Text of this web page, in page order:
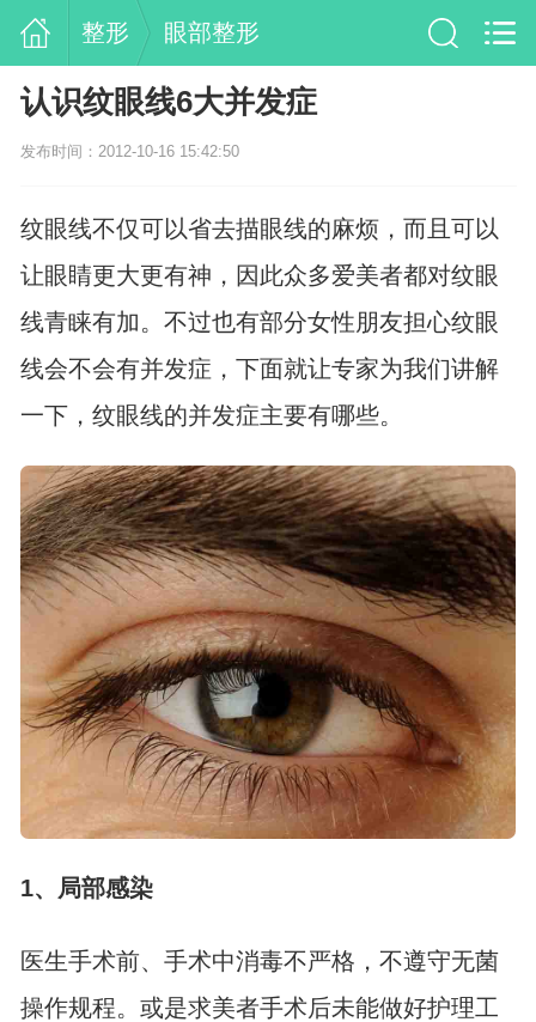
整形 眼部整形
认识纹眼线6大并发症
发布时间：2012-10-16 15:42:50
纹眼线不仅可以省去描眼线的麻烦，而且可以
让眼睛更大更有神，因此众多爱美者都对纹眼
线青睐有加。不过也有部分女性朋友担心纹眼
线会不会有并发症，下面就让专家为我们讲解
一下，纹眼线的并发症主要有哪些。
1、局部感染
医生手术前、手术中消毒不严格，不遵守无菌
操作规程。或是求美者手术后未能做好护理工